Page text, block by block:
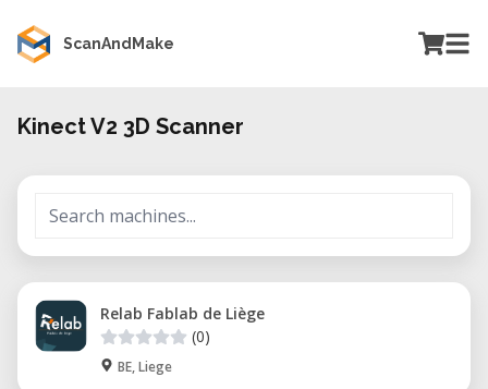
ScanAndMake
Kinect V2 3D Scanner
Relab Fablab de Liège
(0)
BE, Liege